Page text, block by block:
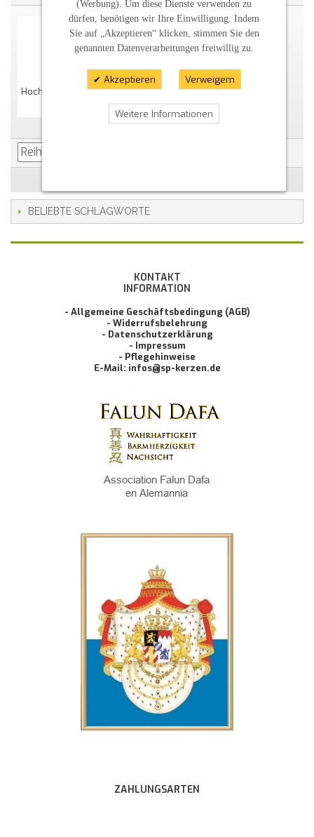
Hochzeitskerze Herzbaum Mit Schmetterlingen
44,36 €
BELIEBTE SCHLAGWORTE
KONTAKT
INFORMATION
- Allgemeine Geschäftsbedingung (AGB)
- Widerrufsbelehrung
- Datenschutzerklärung
- Impressum
- Pflegehinweise
E-Mail: infos@sp-kerzen.de
ZAHLUNGSARTEN
(Werbung). Um diese Dienste verwenden zu
dürfen, benötigen wir Ihre Einwilligung. Indem
Sie auf „Akzeptieren“ klicken, stimmen Sie den
genannten Datenverarbeitungen freiwillig zu.
Akzeptieren Verweigern
Weitere Informationen